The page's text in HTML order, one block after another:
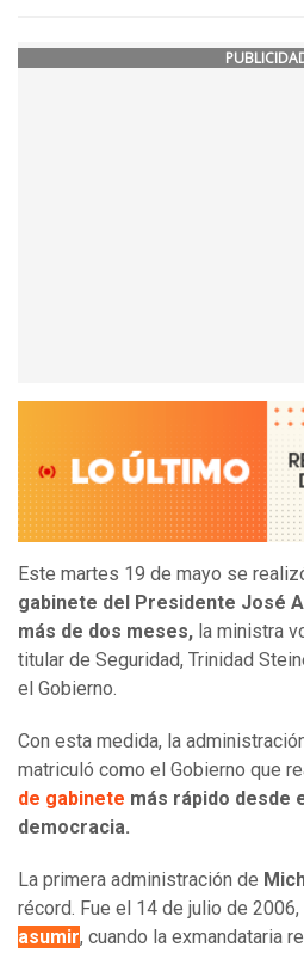
Este martes 19 de mayo se
gabinete del Presidente José
más de dos meses, la ministra
titular de Seguridad, Trinidad
el Gobierno.
Con esta medida, la
matriculó como el Gobierno que
de gabinete más rápido desde
democracia.
La primera administración de
récord. Fue el 14 de julio de
asumir, cuando la exmandataria